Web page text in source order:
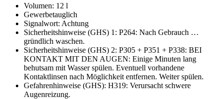
Volumen: 12 l
Gewerbetauglich
Signalwort: Achtung
Sicherheitshinweise (GHS) 1 : P264: Nach Gebrauch …
gründlich waschen.
Sicherheitshinweise (GHS) 2: P305 + P351 + P338: BEI
KONTAKT MIT DEN AUGEN: Einige Minuten lang
behutsam mit Wasser spülen. Eventuell vorhandene
Kontaktlinsen nach Möglichkeit entfernen. Weiter spülen.
Gefahrenhinweise (GHS): H319: Verursacht schwere
Augenreizung.